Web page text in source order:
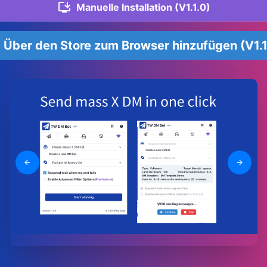
Manuelle Installation (V1.1.0)
Über den Store zum Browser hinzufügen